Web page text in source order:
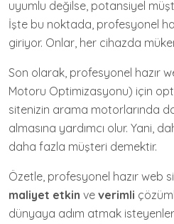
uyumlu değilse, potansiyel
İşte bu noktada, profesyonel
giriyor. Onlar, her cihazda
Son olarak, profesyonel hazır
Motoru Optimizasyonu) için
sitenizin arama motorlarında
almasına yardımcı olur. Yani,
daha fazla müşteri demektir.
Özetle, profesyonel hazır web
maliyet etkin ve verimli
dünyaya adım atmak